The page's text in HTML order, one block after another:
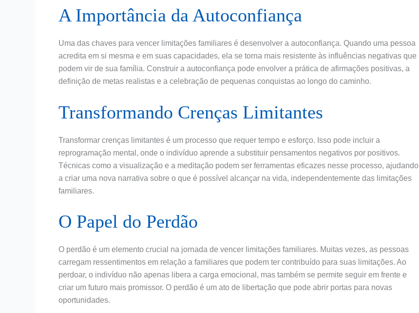
A Importância da Autoconfiança
Uma das chaves para vencer limitações familiares é desenvolver a autoconfiança. Quando uma pessoa
acredita em si mesma e em suas capacidades, ela se torna mais resistente às influências negativas que
podem vir de sua família. Construir a autoconfiança pode envolver a prática de afirmações positivas, a
definição de metas realistas e a celebração de pequenas conquistas ao longo do caminho.
Transformando Crenças Limitantes
Transformar crenças limitantes é um processo que requer tempo e esforço. Isso pode incluir a
reprogramação mental, onde o indivíduo aprende a substituir pensamentos negativos por positivos.
Técnicas como a visualização e a meditação podem ser ferramentas eficazes nesse processo, ajudando
a criar uma nova narrativa sobre o que é possível alcançar na vida, independentemente das limitações
familiares.
O Papel do Perdão
O perdão é um elemento crucial na jornada de vencer limitações familiares. Muitas vezes, as pessoas
carregam ressentimentos em relação a familiares que podem ter contribuído para suas limitações. Ao
perdoar, o indivíduo não apenas libera a carga emocional, mas também se permite seguir em frente e
criar um futuro mais promissor. O perdão é um ato de libertação que pode abrir portas para novas
oportunidades.